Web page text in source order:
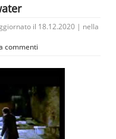
il 18.12.2020 | nella
commenti